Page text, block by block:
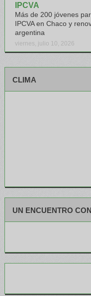
IPCVA
Más de 200 jóvenes
IPCVA en Chaco y
argentina
viernes, julio 10, 2026
CLIMA
UN ENCUENTRO